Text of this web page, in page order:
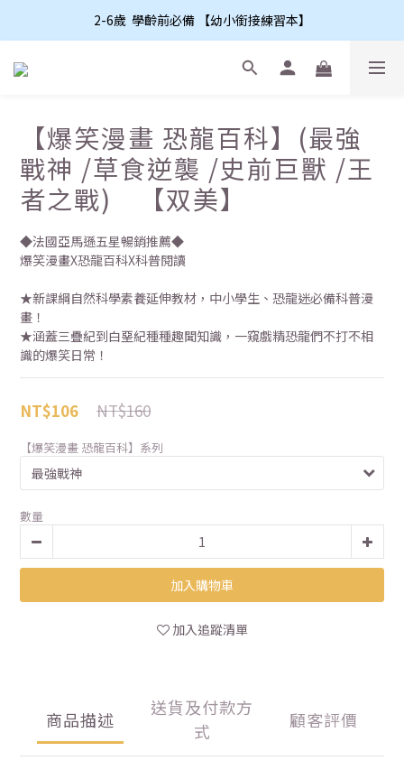
2-6歲  學齡前必備 【幼小銜接練習本】
【爆笑漫畫 恐龍百科】(最強
戰神 /草食逆襲 /史前巨獸 /王
者之戰) 【双美】
◆法國亞馬遜五星暢銷推薦◆
爆笑漫畫X恐龍百科X科普閱讀
★新課綱自然科學素養延伸教材，中小學生、恐龍迷必備科普漫
畫！
★涵蓋三疊紀到白堊紀種種趣聞知識，一窺戲精恐龍們不打不相
識的爆笑日常！
NT$160
NT$106
【爆笑漫畫 恐龍百科】系列
數量
加入購物車
加入追蹤清單
商品描述
送貨及付款方
式
顧客評價